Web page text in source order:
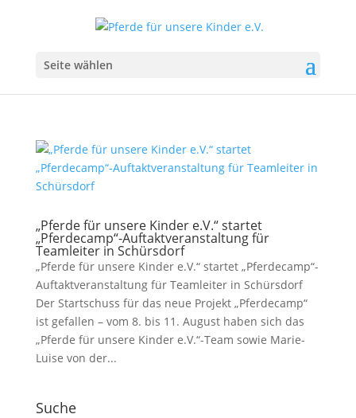
Seite wählen
„Pferde für unsere Kinder e.V.“ startet
„Pferdecamp“-Auftaktveranstaltung für
Teamleiter in Schürsdorf
„Pferde für unsere Kinder e.V.“ startet „Pferdecamp“-
Auftaktveranstaltung für Teamleiter in Schürsdorf
Der Startschuss für das neue Projekt „Pferdecamp“
ist gefallen – vom 8. bis 11. August haben sich das
„Pferde für unsere Kinder e.V.“-Team sowie Marie-
Luise von der...
Suche